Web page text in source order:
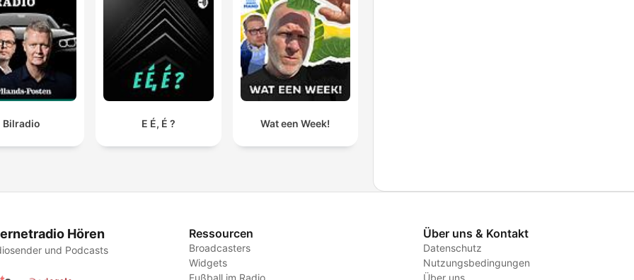
Bilradio E É, É ? Wat een Week!
Hören
und Podcasts
Ressourcen
Broadcasters
Widgets
Fußball im Radio
Über uns & Kontakt
Datenschutz
Nutzungsbedingungen
Über uns